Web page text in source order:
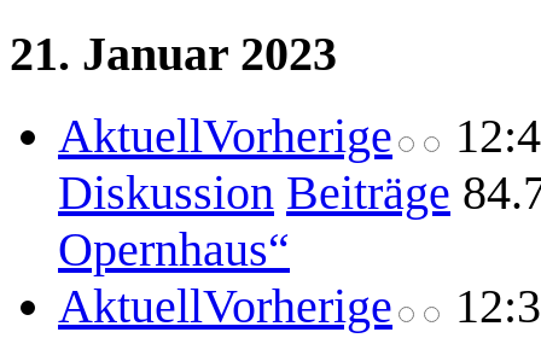
21. Januar 2023
AktuellVorherige
Diskussion Beiträge
Opernhaus“
AktuellVorherige